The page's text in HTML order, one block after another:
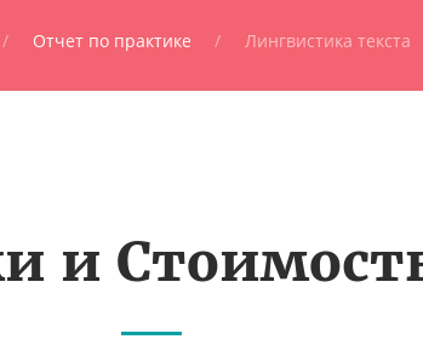
Отчет по практике Лингвистика текста
и